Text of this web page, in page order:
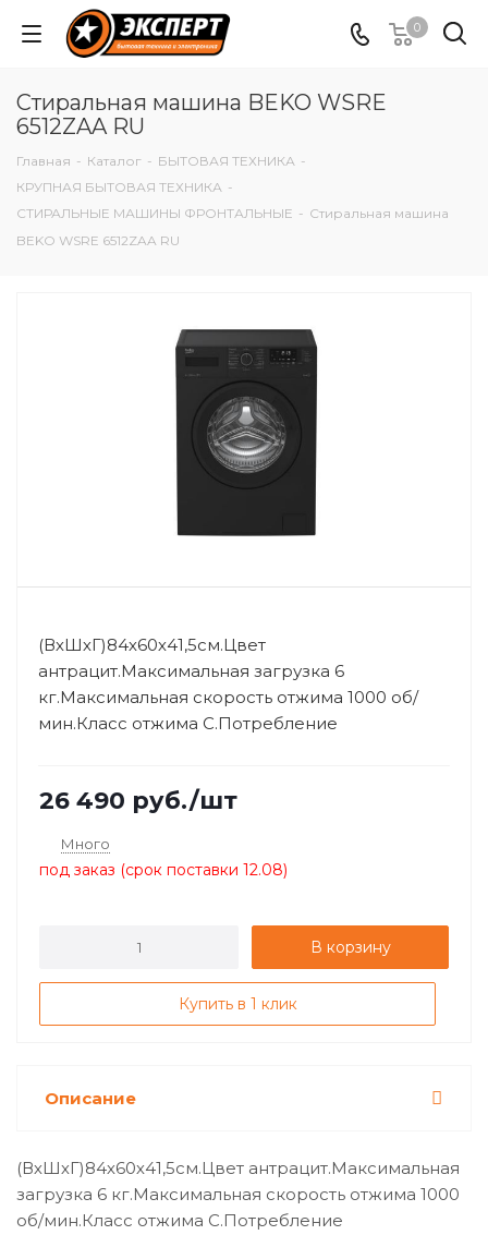
0
Стиральная машина BEKO WSRE
6512ZAA RU
Главная - Каталог - БЫТОВАЯ ТЕХНИКА -
КРУПНАЯ БЫТОВАЯ ТЕХНИКА -
СТИРАЛЬНЫЕ МАШИНЫ ФРОНТАЛЬНЫЕ - Стиральная машина
BEKO WSRE 6512ZAA RU
(ВхШхГ)84х60х41,5см.Цвет
антрацит.Максимальная загрузка 6
кг.Максимальная скорость отжима 1000 об/
мин.Класс отжима C.Потребление
26 490 руб./шт
Много
под заказ (срок поставки 12.08)
В корзину
Купить в 1 клик
Описание
(ВхШхГ)84х60х41,5см.Цвет антрацит.Максимальная
загрузка 6 кг.Максимальная скорость отжима 1000
об/мин.Класс отжима C.Потребление